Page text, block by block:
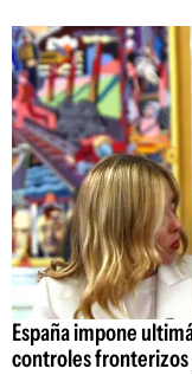
España impone
controles fronterizos